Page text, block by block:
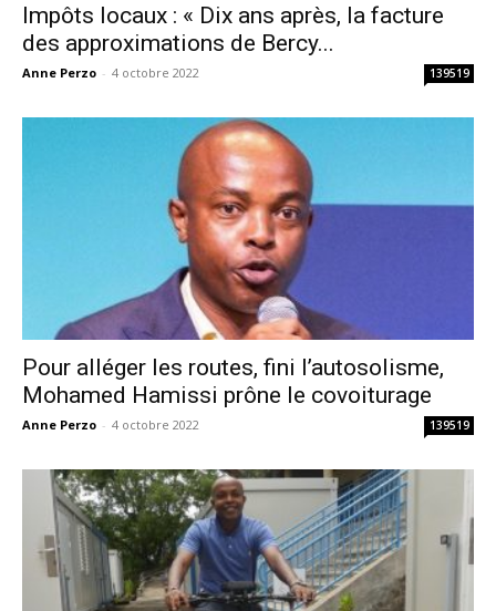
Impôts locaux : « Dix ans après, la facture
des approximations de Bercy...
Anne Perzo - 4 octobre 2022 139519
Pour alléger les routes, fini l’autosolisme,
Mohamed Hamissi prône le covoiturage
Anne Perzo - 4 octobre 2022 139519